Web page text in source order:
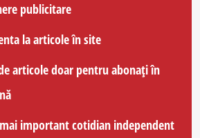
publicitare
la articole în site
articole doar pentru abonați în
important cotidian independent